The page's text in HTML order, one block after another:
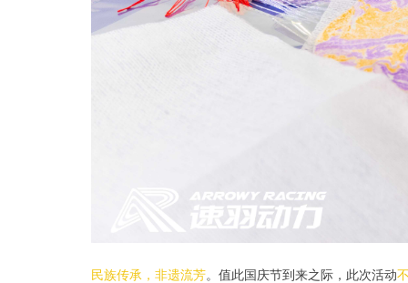
民族传承，非遗流芳。值此国庆节到来之际，此次活动